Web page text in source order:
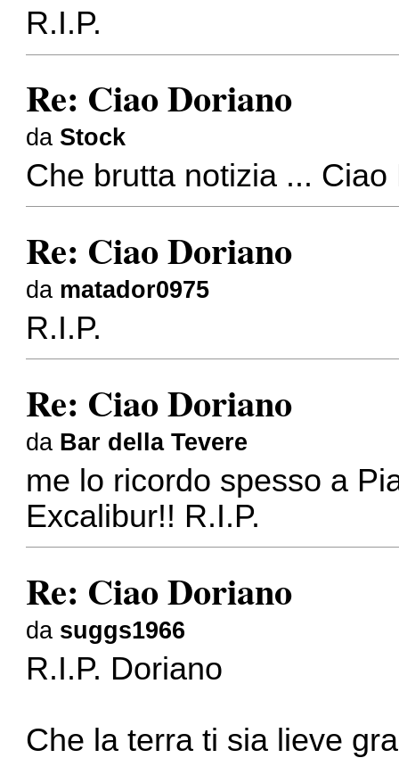
R.I.P.
Re: Ciao Doriano
da Stock
Che brutta notizia ... Ciao
Re: Ciao Doriano
da matador0975
R.I.P.
Re: Ciao Doriano
da Bar della Tevere
me lo ricordo spesso a
Excalibur!! R.I.P.
Re: Ciao Doriano
da suggs1966
R.I.P. Doriano
Che la terra ti sia lieve